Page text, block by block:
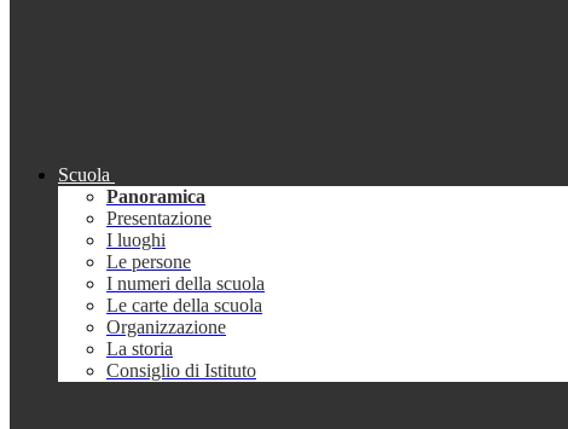
Scuola
Panoramica
Presentazione
I luoghi
Le persone
I numeri della scuola
Le carte della scuola
Organizzazione
La storia
Consiglio di Istituto